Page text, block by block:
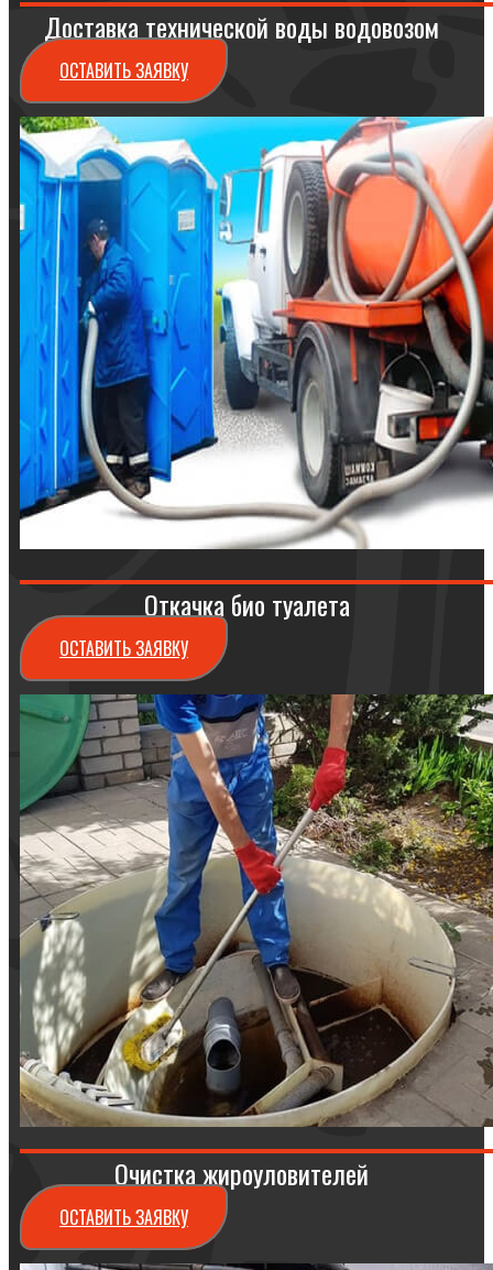
Доставка технической воды водовозом
ОСТАВИТЬ ЗАЯВКУ
Откачка био туалета
ОСТАВИТЬ ЗАЯВКУ
Очистка жироуловителей
ОСТАВИТЬ ЗАЯВКУ